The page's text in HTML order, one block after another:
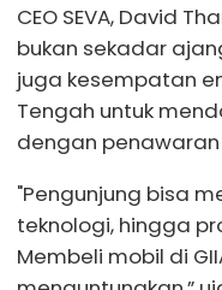
CEO SEVA, David
bukan sekadar
juga kesempatan
Tengah untuk
dengan
"Pengunjung bisa
teknologi, hingga
Membeli mobil di